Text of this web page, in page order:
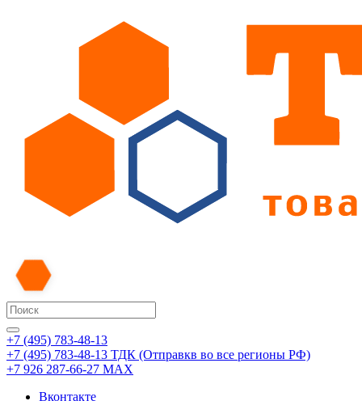
+7 (495) 783-48-13
+7 (495) 783-48-13 ТДК (Отправкв во все регионы РФ)
+7 926 287-66-27 МАХ
Вконтакте